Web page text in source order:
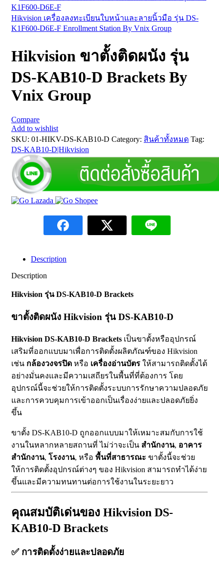
Hikvision เครื่องลงทะเบียนใบหน้าและลายนิ้วมือ รุ่น DS-
K1F600-D6E-F Enrollment Station By Vnix Group
Hikvision ขาตั้งติดผนัง รุ่น
DS-KAB10-D Brackets By
Vnix Group
Compare
Add to wishlist
SKU: 01-HIKV-DS-KAB10-D Category: สินค้าทั้งหมด Tag:
DS-KAB10-D|Hikvision
Description
Description
Hikvision รุ่น DS-KAB10-D Brackets
ขาตั้งติดผนัง Hikvision รุ่น DS-KAB10-D
Hikvision DS-KAB10-D Brackets เป็นขาตั้งหรืออุปกรณ์
เสริมที่ออกแบบมาเพื่อการติดตั้งผลิตภัณฑ์ของ Hikvision
เช่น กล้องวงจรปิด หรือ เครื่องอ่านบัตร ให้สามารถติดตั้งได้
อย่างมั่นคงและมีความเสถียรในพื้นที่ที่ต้องการ โดย
อุปกรณ์นี้จะช่วยให้การติดตั้งระบบการรักษาความปลอดภัย
และการควบคุมการเข้าออกเป็นเรื่องง่ายและปลอดภัยยิ่ง
ขึ้น
ขาตั้ง DS-KAB10-D ถูกออกแบบมาให้เหมาะสมกับการใช้
งานในหลากหลายสถานที่ ไม่ว่าจะเป็น สำนักงาน, อาคาร
สำนักงาน, โรงงาน, หรือ พื้นที่สาธารณะ ขาตั้งนี้จะช่วย
ให้การติดตั้งอุปกรณ์ต่างๆ ของ Hikvision สามารถทำได้ง่าย
ขึ้นและมีความทนทานต่อการใช้งานในระยะยาว
คุณสมบัติเด่นของ Hikvision DS-
KAB10-D Brackets
✅ การติดตั้งง่ายและปลอดภัย